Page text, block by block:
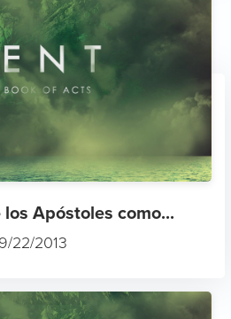
Apóstoles como...
9/22/2013